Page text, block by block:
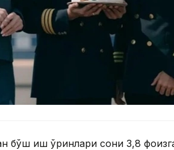
бўш иш ўринлари сони 3,8